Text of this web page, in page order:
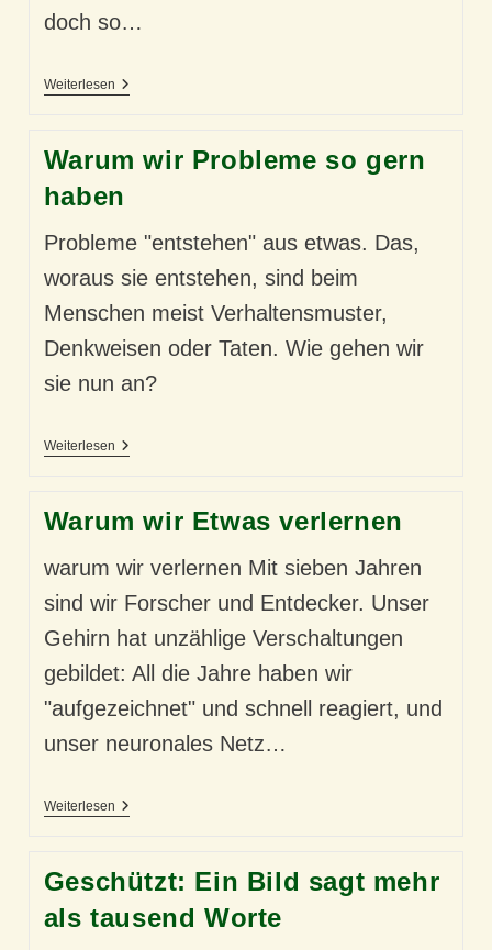
doch so…
WeiterlesenSchlechte
Ihre
Macht
Warum wir Probleme so gern
haben
Probleme "entstehen" aus etwas. Das,
woraus sie entstehen, sind beim
Menschen meist Verhaltensmuster,
Denkweisen oder Taten. Wie gehen wir
sie nun an?
WeiterlesenWarum
Gern
Haben
Warum wir Etwas verlernen
warum wir verlernen Mit sieben Jahren
sind wir Forscher und Entdecker. Unser
Gehirn hat unzählige Verschaltungen
gebildet: All die Jahre haben wir
"aufgezeichnet" und schnell reagiert, und
unser neuronales Netz…
WeiterlesenWarum
Geschützt: Ein Bild sagt mehr
als tausend Worte